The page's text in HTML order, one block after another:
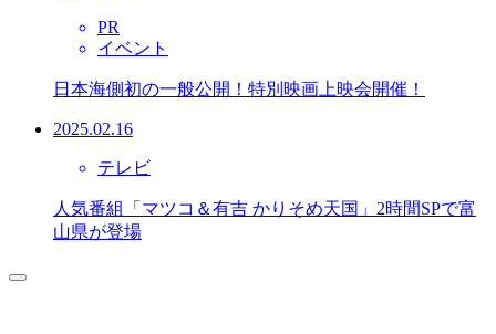
PR
イベント
日本海側初の一般公開！特別映画上映会開催！
2025.02.16
テレビ
人気番組「マツコ＆有吉 かりそめ天国」2時間SPで富
山県が登場